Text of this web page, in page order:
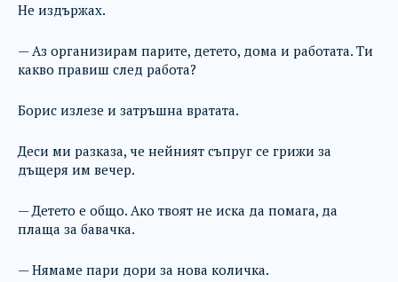
Не издържах.
— Аз организирам парите, детето, дома и работата. Ти
какво правиш след работа?
Борис излезе и затръшна вратата.
Деси ми разказа, че нейният съпруг се грижи за
дъщеря им вечер.
— Детето е общо. Ако твоят не иска да помага, да
плаща за бавачка.
— Нямаме пари дори за нова количка.